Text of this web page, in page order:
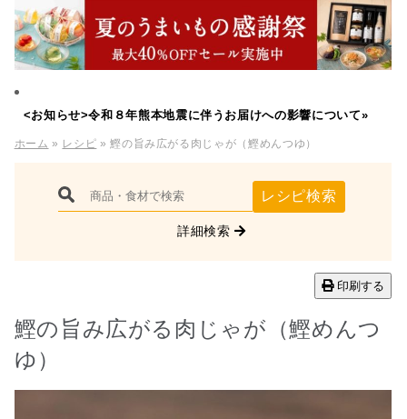
<お知らせ>令和８年熊本地震に伴うお届けへの影響について»
ホーム » レシピ » 鰹の旨み広がる肉じゃが（鰹めんつゆ）
レシピ検索
詳細検索
印刷する
鰹の旨み広がる肉じゃが（鰹めんつ
ゆ）